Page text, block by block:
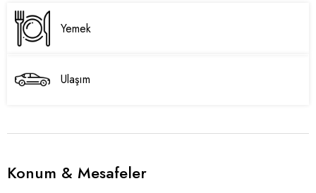
Yemek
Ulaşım
Konum & Mesafeler